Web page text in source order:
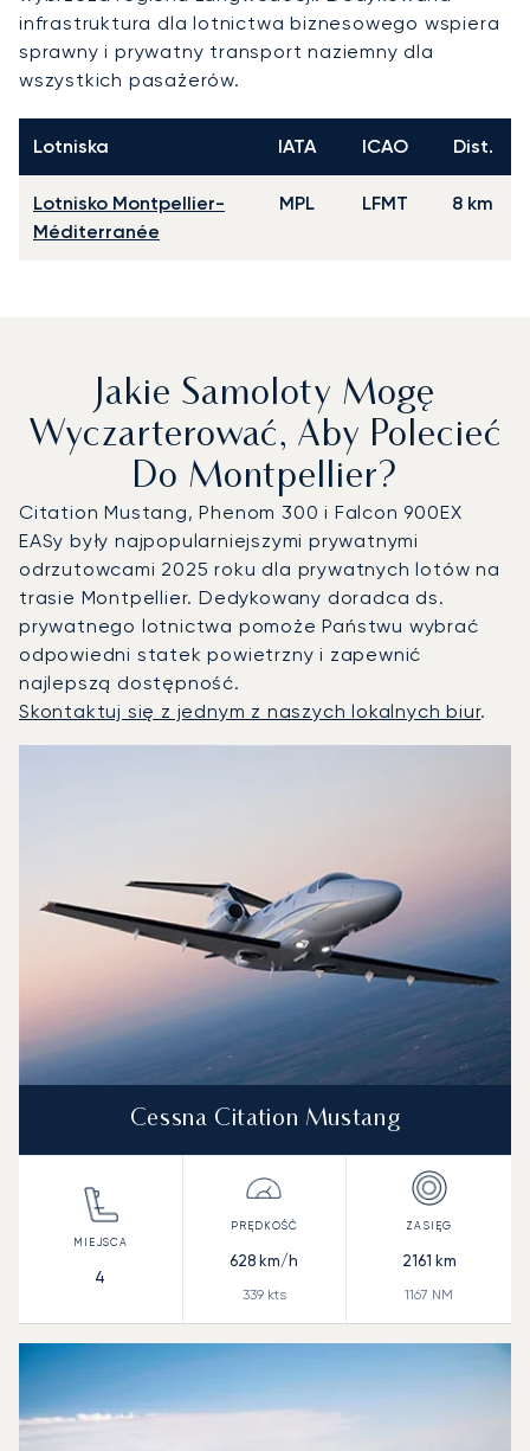
infrastruktura dla lotnictwa biznesowego wspiera
sprawny i prywatny transport naziemny dla
wszystkich pasażerów.
Lotniska IATA ICAO Dist.
Lotnisko Montpellier-
Méditerranée
MPL LFMT 8 km
Jakie Samoloty Mogę
Wyczarterować, Aby Polecieć
Do Montpellier?
Citation Mustang, Phenom 300 i Falcon 900EX
EASy były najpopularniejszymi prywatnymi
odrzutowcami 2025 roku dla prywatnych lotów na
trasie Montpellier. Dedykowany doradca ds.
prywatnego lotnictwa pomoże Państwu wybrać
odpowiedni statek powietrzny i zapewnić
najlepszą dostępność.
Skontaktuj się z jednym z naszych lokalnych biur.
Cessna Citation Mustang
4
628 km/h
339kts
2161 km
1167 NM